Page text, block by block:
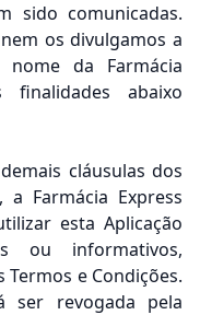
sido comunicadas.
os divulgamos a
da Farmácia
finalidades abaixo
cláusulas dos
a Farmácia Express
esta Aplicação
ou informativos,
e Condições.
ser revogada pela